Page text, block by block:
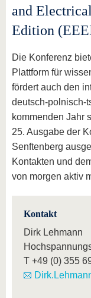
and
Edition
Die Konferenz
Plattform für
fördert auch den
deutsch-polnisch-
kommenden Jahr
25. Ausgabe der
Senftenberg
Kontakten und
von morgen aktiv
Kontakt
Dirk Lehmann
T +49 (0) 355